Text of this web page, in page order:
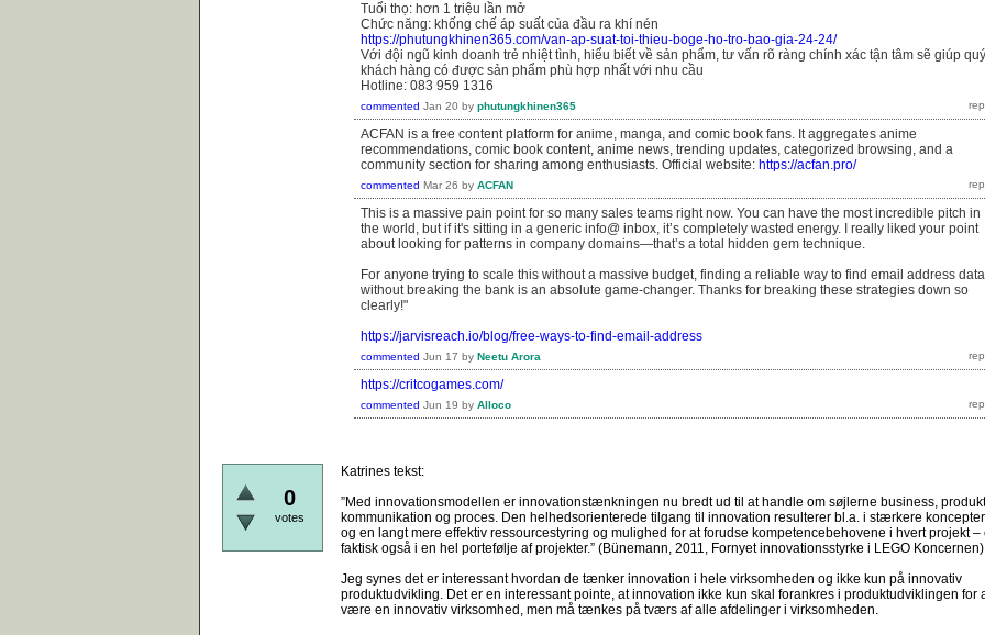
Tuổi thọ: hơn 1 triệu lần mở
Chức năng: khống chế áp suất của đầu ra khí nén
https://phutungkhinen365.com/van-ap-suat-toi-thieu-boge-ho-tro-bao-gia-24-24/
Với đội ngũ kinh doanh trẻ nhiệt tình, hiểu biết về sản phẩm, tư vấn rõ ràng chính xác tận tâm sẽ giúp quý
khách hàng có được sản phẩm phù hợp nhất với nhu cầu
Hotline: 083 959 1316
commented Jan 20 by phutungkhinen365
ACFAN is a free content platform for anime, manga, and comic book fans. It aggregates anime
recommendations, comic book content, anime news, trending updates, categorized browsing, and a
community section for sharing among enthusiasts. Official website: https://acfan.pro/
commented Mar 26 by ACFAN
This is a massive pain point for so many sales teams right now. You can have the most incredible pitch in
the world, but if it's sitting in a generic info@ inbox, it’s completely wasted energy. I really liked your point
about looking for patterns in company domains—that’s a total hidden gem technique.
For anyone trying to scale this without a massive budget, finding a reliable way to find email address data
without breaking the bank is an absolute game-changer. Thanks for breaking these strategies down so
clearly!"
https://jarvisreach.io/blog/free-ways-to-find-email-address
commented Jun 17 by Neetu Arora
https://critcogames.com/
commented Jun 19 by Alloco
0
votes
Katrines tekst:
”Med innovationsmodellen er innovationstænkningen nu bredt ud til at handle om søjlerne business,
kommunikation og proces. Den helhedsorienterede tilgang til innovation resulterer bl.a. i stærkere koncepter
og en langt mere effektiv ressourcestyring og mulighed for at forudse kompetencebehovene i hvert projekt –
faktisk også i en hel portefølje af projekter.” (Bünemann, 2011, Fornyet innovationsstyrke i LEGO Koncernen)
Jeg synes det er interessant hvordan de tænker innovation i hele virksomheden og ikke kun på innovativ
produktudvikling. Det er en interessant pointe, at innovation ikke kun skal forankres i produktudviklingen for
være en innovativ virksomhed, men må tænkes på tværs af alle afdelinger i virksomheden.